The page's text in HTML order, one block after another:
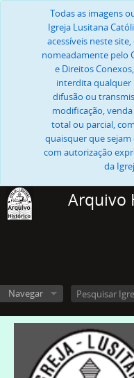
Todas as imagens
Igreja Lusitana
acessíveis neste
nomeadamente pelo
e Direitos
interdita qualquer
difusão ou
modificação,
total ou parcial,
quaisquer que
com autorização
da
Arquivo
Navegar